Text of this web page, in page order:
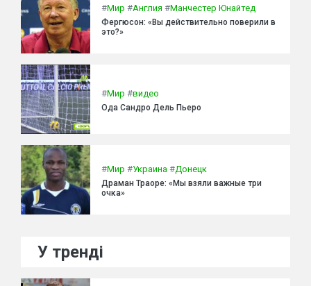
#Мир #Англия #Манчестер Юнайтед
Фергюсон: «Вы действительно поверили в
это?»
#Мир #видео
Ода Сандро Дель Пьеро
#Мир #Украина #Донецк
Драман Траоре: «Мы взяли важные три
очка»
У тренді